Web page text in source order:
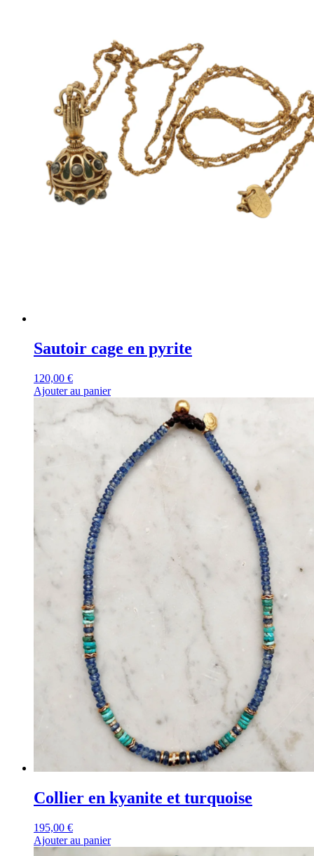
Sautoir cage en pyrite
120,00 €
Ajouter au panier
Collier en kyanite et turquoise
195,00 €
Ajouter au panier